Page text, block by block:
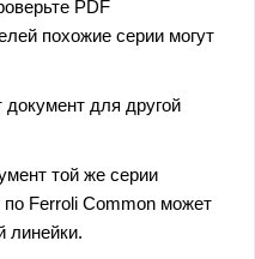
PDF
похожие серии могут
для другой
той же серии
Ferroli Common может
линейки.